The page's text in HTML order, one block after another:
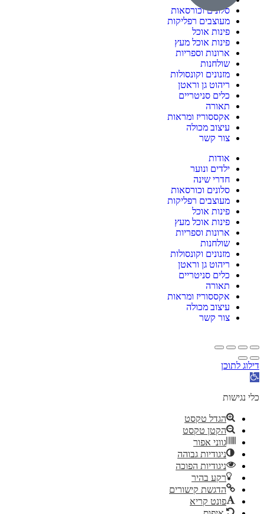
סלונים וכורסאות
מעוצבים רפליקות
פינות אוכל
פינות אוכל מעץ
ארונות וספריות
שולחנות
מזנונים וקונסולות
ריהוט גן וראטן
כלים סניטריים
תאורה
אקססוריז ומראות
עיצוב מכולה
צור קשר
אודות
ילדים ונוער
חדרי שינה
סלונים וכורסאות
מעוצבים רפליקות
פינות אוכל
פינות אוכל מעץ
ארונות וספריות
שולחנות
מזנונים וקונסולות
ריהוט גן וראטן
כלים סניטריים
תאורה
אקססוריז ומראות
עיצוב מכולה
צור קשר
דילוג לתוכן
פתח
נגישות
כלי נגישות
הגדל טקסט
הקטן טקסט
גווני אפור
ניגודיות גבוהה
ניגודיות הפוכה
רקע בהיר
הדגשת קישורים
פונט קריא